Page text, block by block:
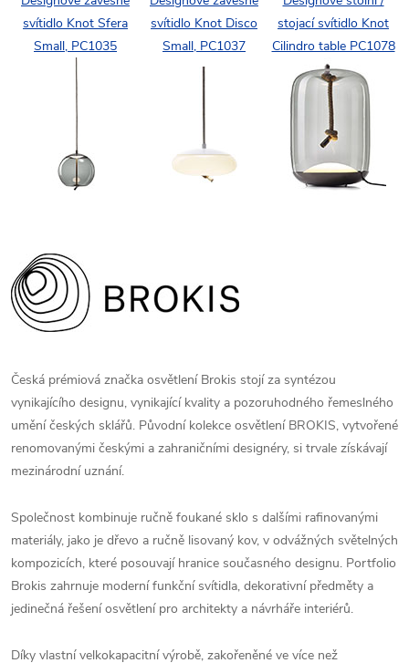
svítidlo Knot Sfera
Small, PC1035
svítidlo Knot Disco
Small, PC1037
stojací svítidlo Knot
Cilindro table PC1078
Česká prémiová značka osvětlení Brokis stojí za syntézou
vynikajícího designu, vynikající kvality a pozoruhodného řemeslného
umění českých sklářů. Původní kolekce osvětlení BROKIS, vytvořené
renomovanými českými a zahraničními designéry, si trvale získávají
mezinárodní uznání.
Společnost kombinuje ručně foukané sklo s dalšími rafinovanými
materiály, jako je dřevo a ručně lisovaný kov, v odvážných světelných
kompozicích, které posouvají hranice současného designu. Portfolio
Brokis zahrnuje moderní funkční svítidla, dekorativní předměty a
jedinečná řešení osvětlení pro architekty a návrháře interiérů.
Díky vlastní velkokapacitní výrobě, zakořeněné ve více než